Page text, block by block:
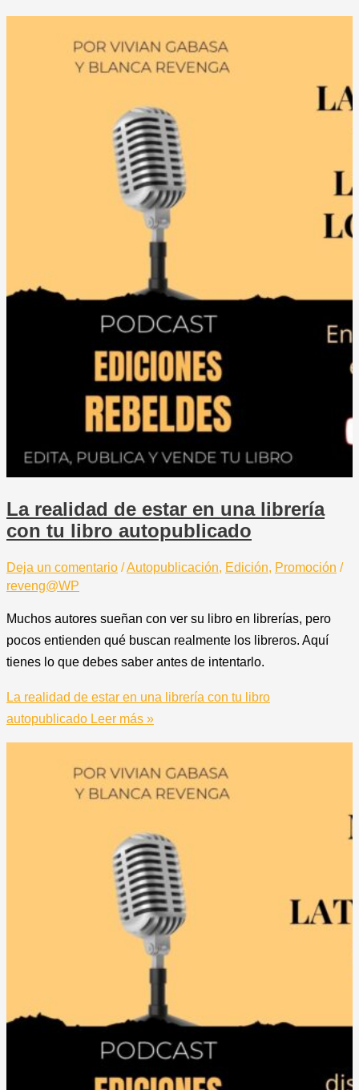
La realidad de estar en una librería
con tu libro autopublicado
Deja un comentario /Autopublicación, Edición, Promoción /
reveng@WP
Muchos autores sueñan con ver su libro en librerías, pero
pocos entienden qué buscan realmente los libreros. Aquí
tienes lo que debes saber antes de intentarlo.
La realidad de estar en una librería con tu libro
autopublicado Leer más »